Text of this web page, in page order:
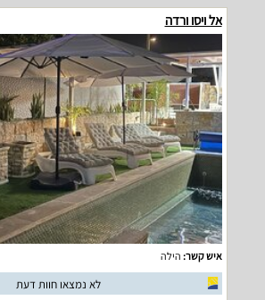
אל ויסו ורדה
איש קשר: הילה
לא נמצאו חוות דעת